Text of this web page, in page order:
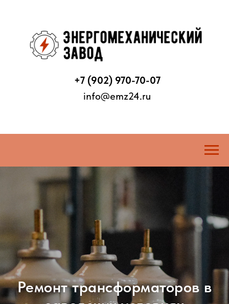
+7 (902) 970-70-07
info@emz24.ru
Ремонт трансформаторов в